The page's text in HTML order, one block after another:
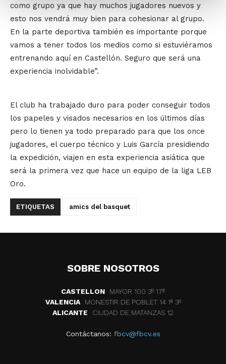
como grupo ya que hay muchos jugadores nuevos y
esto nos vendrá muy bien para cohesionar al grupo.
En la parte deportiva también es importante porque
vamos a tener todos los medios como si estuviéramos
entrenando aquí en Castellón. Seguro que será una
experiencia inolvidable”.
El club ha trabajado duro para poder conseguir todos
los papeles y visados necesarios en los últimos días
pero lo tienen ya todo preparado para que los once
jugadores, el cuerpo técnico y Luis García presidiendo
la expedición, viajen en esta experiencia asiática que
será la primera vez que hace un equipo de la liga LEB
Oro.
ETIQUETAS amics del basquet
SOBRE NOSOTROS
CASTELLON
MAYOR 100 3º 17ª
VALENCIA
MONESTIR DE POBLET 14 1ª 3º
ALICANTE
CIUDAD DE MATANZAS 12
Contáctanos: fbcv@fbcv.es